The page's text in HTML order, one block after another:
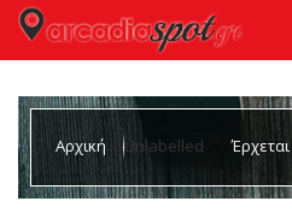
Αρχική Unlabelled